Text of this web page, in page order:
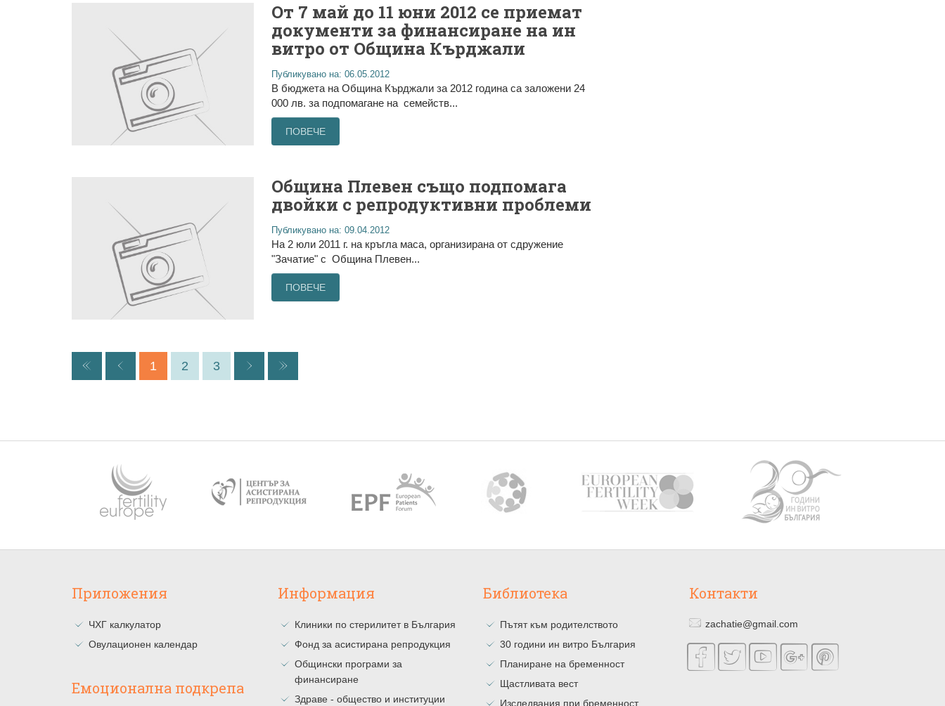
От 7 май до 11 юни 2012 се приемат
документи за финансиране на ин
витро от Община Кърджали
Публикувано на: 06.05.2012
В бюджета на Община Кърджали за 2012 година са заложени 24
000 лв. за подпомагане на семейств...
ПОВЕЧЕ
Община Плевен също подпомага
двойки с репродуктивни проблеми
Публикувано на: 09.04.2012
На 2 юли 2011 г. на кръгла маса, организирана от сдружение
"Зачатие" с Община Плевен...
ПОВЕЧЕ
1 2 3
Приложения
ЧХГ калкулатор
Овулационен календар
Емоционална подкрепа
Информация
Клиники по стерилитет в България
Фонд за асистирана репродукция
Общински програми за
финансиране
Здраве - общество и институции
Библиотека
Пътят към родителството
30 години ин витро България
Планиране на бременност
Щастливата вест
Изследвания при бременност
Контакти
zachatie@gmail.com